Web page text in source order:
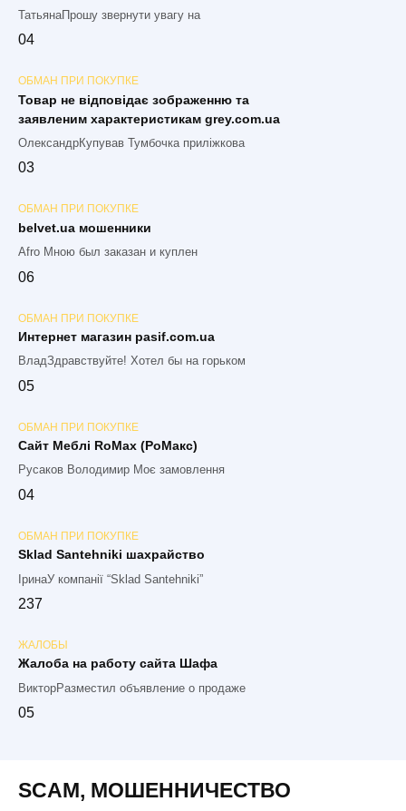
ТатьянаПрошу звернути увагу на
04
ОБМАН ПРИ ПОКУПКЕ
Товар не відповідає зображенню та
заявленим характеристикам grey.com.ua
ОлександрКупував Тумбочка приліжкова
03
ОБМАН ПРИ ПОКУПКЕ
belvet.ua мошенники
Afro Мною был заказан и куплен
06
ОБМАН ПРИ ПОКУПКЕ
Интернет магазин pasif.com.ua
ВладЗдравствуйте! Хотел бы на горьком
05
ОБМАН ПРИ ПОКУПКЕ
Сайт Меблі RoMax (РоМакс)
Русаков Володимир Моє замовлення
04
ОБМАН ПРИ ПОКУПКЕ
Sklad Santehniki шахрайство
ІринаУ компанії “Sklad Santehniki”
237
ЖАЛОБЫ
Жалоба на работу сайта Шафа
ВикторРазместил объявление о продаже
05
SCAM, МОШЕННИЧЕСТВО